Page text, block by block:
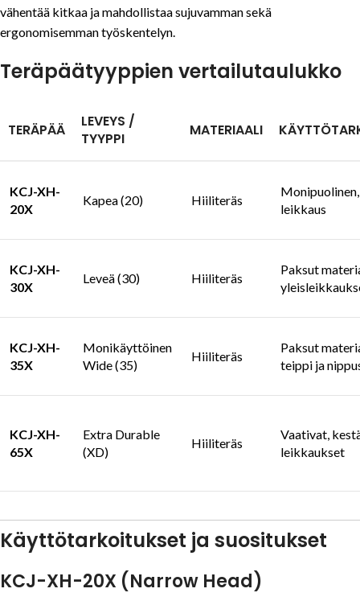
vähentää kitkaa ja mahdollistaa sujuvamman sekä
ergonomisemman työskentelyn.
Teräpäätyyppien vertailutaulukko
TERÄPÄÄ
LEVEYS /
TYYPPI
MATERIAALI
KCJ-XH-
20X
Kapea (20) Hiiliteräs
leikkaus
KCJ-XH-
30X
Leveä (30) Hiiliteräs
Paksut
KCJ-XH-
35X
Monikäyttöinen
Wide (35)
Hiiliteräs
Paksut
teippi ja
KCJ-XH-
65X
Extra Durable
(XD)
Hiiliteräs
Vaativat,
leikkaukset
Käyttötarkoitukset ja suositukset
KCJ-XH-20X (Narrow Head)